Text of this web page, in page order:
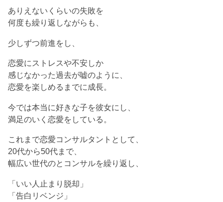
ありえないくらいの失敗を
何度も繰り返しながらも、
少しずつ前進をし、
恋愛にストレスや不安しか
感じなかった過去が嘘のように、
恋愛を楽しめるまでに成長。
今では本当に好きな子を彼女にし、
満足のいく恋愛をしている。
これまで恋愛コンサルタントとして、
20代から50代まで、
幅広い世代のとコンサルを繰り返し、
「いい人止まり脱却」
「告白リベンジ」